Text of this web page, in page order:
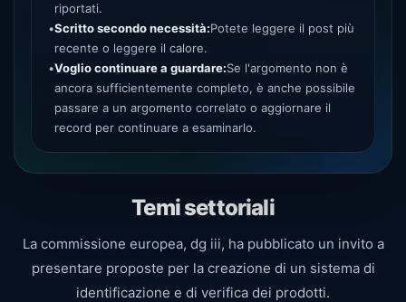
riportati.
•Scritto secondo necessità:Potete leggere il post più
recente o leggere il calore.
•Voglio continuare a guardare:Se l'argomento non è
ancora sufficientemente completo, è anche possibile
passare a un argomento correlato o aggiornare il
record per continuare a esaminarlo.
Temi settoriali
La commissione europea, dg iii, ha pubblicato un invito a
presentare proposte per la creazione di un sistema di
identificazione e di verifica dei prodotti.